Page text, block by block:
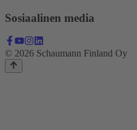
Sosiaalinen media
© 2026 Schaumann Finland Oy